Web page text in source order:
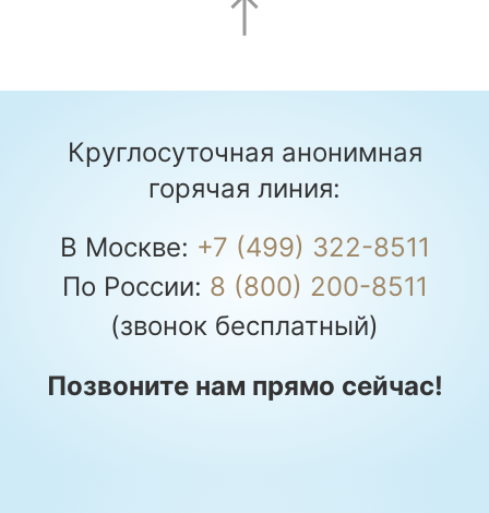
Круглосуточная анонимная
горячая линия:
В Москве: +7 (499) 322-8511
По России: 8 (800) 200-8511
(звонок бесплатный)
Позвоните нам прямо сейчас!